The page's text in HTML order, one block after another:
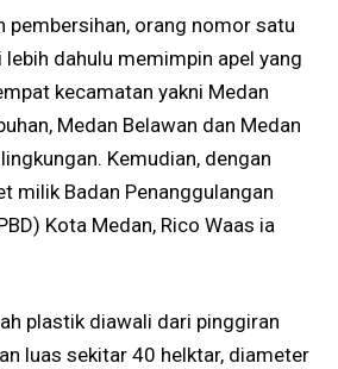
pembersihan, orang nomor satu
lebih dahulu memimpin apel yang
kecamatan yakni Medan
Medan Belawan dan Medan
Kemudian, dengan
milik Badan Penanggulangan
Kota Medan, Rico Waas ia
plastik diawali dari pinggiran
luas sekitar 40 helktar, diameter